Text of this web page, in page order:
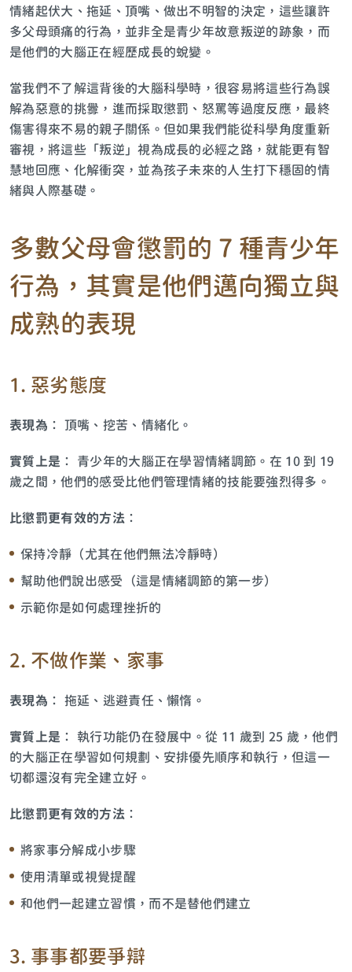
情緒起伏大、拖延、頂嘴、做出不明智的決定，這些讓許
多父母頭痛的行為，並非全是青少年故意叛逆的跡象，而
是他們的大腦正在經歷成長的蛻變。
當我們不了解這背後的大腦科學時，很容易將這些行為誤
解為惡意的挑釁，進而採取懲罰、怒罵等過度反應，最終
傷害得來不易的親子關係。但如果我們能從科學角度重新
審視，將這些「叛逆」視為成長的必經之路，就能更有智
慧地回應、化解衝突，並為孩子未來的人生打下穩固的情
緒與人際基礎。
多數父母會懲罰的 7 種青少年
行為，其實是他們邁向獨立與
成熟的表現
1. 惡劣態度
表現為 ： 頂嘴、挖苦、情緒化。
實質上是 ： 青少年的大腦正在學習情緒調節。在 10 到 19
歲之間，他們的感受比他們管理情緒的技能要強烈得多。
比懲罰更有效的方法：
保持冷靜（尤其在他們無法冷靜時）
幫助他們說出感受（這是情緒調節的第一步）
示範你是如何處理挫折的
2. 不做作業、家事
表現為 ： 拖延、逃避責任、懶惰。
實質上是 ： 執行功能仍在發展中。從 11 歲到 25 歲，他們
的大腦正在學習如何規劃、安排優先順序和執行，但這一
切都還沒有完全建立好。
比懲罰更有效的方法：
將家事分解成小步驟
使用清單或視覺提醒
和他們一起建立習慣，而不是替他們建立
3. 事事都要爭辯